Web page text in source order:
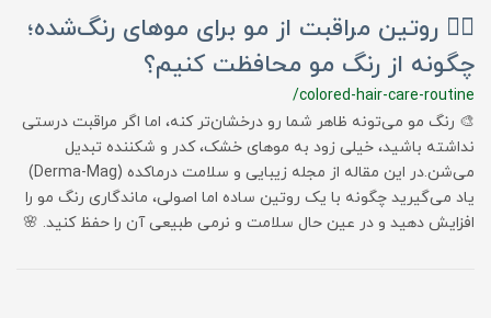
💇‍♀️ روتین مراقبت از مو برای موهای رنگ‌شده؛
چگونه از رنگ مو محافظت کنیم؟
/colored-hair-care-routine
🎨 رنگ مو می‌تونه ظاهر شما رو درخشان‌تر کنه، اما اگر مراقبت درستی
نداشته باشید، خیلی زود به موهای خشک، کدر و شکننده تبدیل
می‌شن.در این مقاله از مجله زیبایی و سلامت درماکده (Derma-Mag)
یاد می‌گیرید چگونه با یک روتین ساده اما اصولی، ماندگاری رنگ مو را
افزایش دهید و در عین حال سلامت و نرمی طبیعی آن را حفظ کنید. 🌸